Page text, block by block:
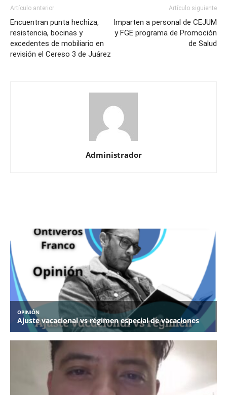
Artículo anterior
Encuentran punta hechiza,
resistencia, bocinas y
excedentes de mobiliario en
revisión el Cereso 3 de Juárez
Artículo siguiente
Imparten a personal de CEJUM
y FGE programa de Promoción
de Salud
Administrador